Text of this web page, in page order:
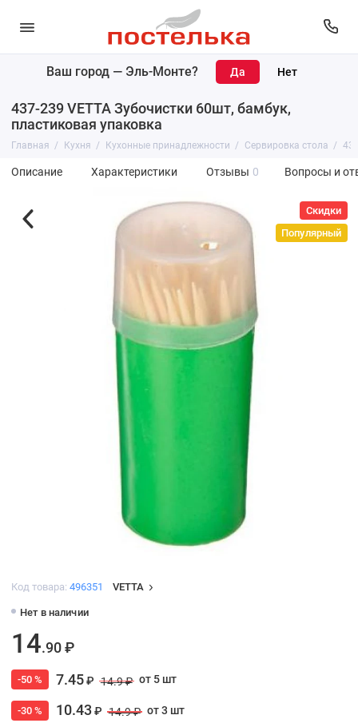
Ваш город — Эль-Монте?
437-239 VETTA Зубочистки 60шт, бамбук,
пластиковая упаковка
Главная Кухня Кухонные принадлежности Сервировка стола
Описание Характеристики Отзывы 0 Вопросы и
Скидки
Популярный
Код товара: 496351 VETTA
Нет в наличии
14.90 ₽
-50 % 7.45₽ 14.9 ₽ от 5 шт
-30 % 10.43₽ 14.9 ₽ от 3 шт